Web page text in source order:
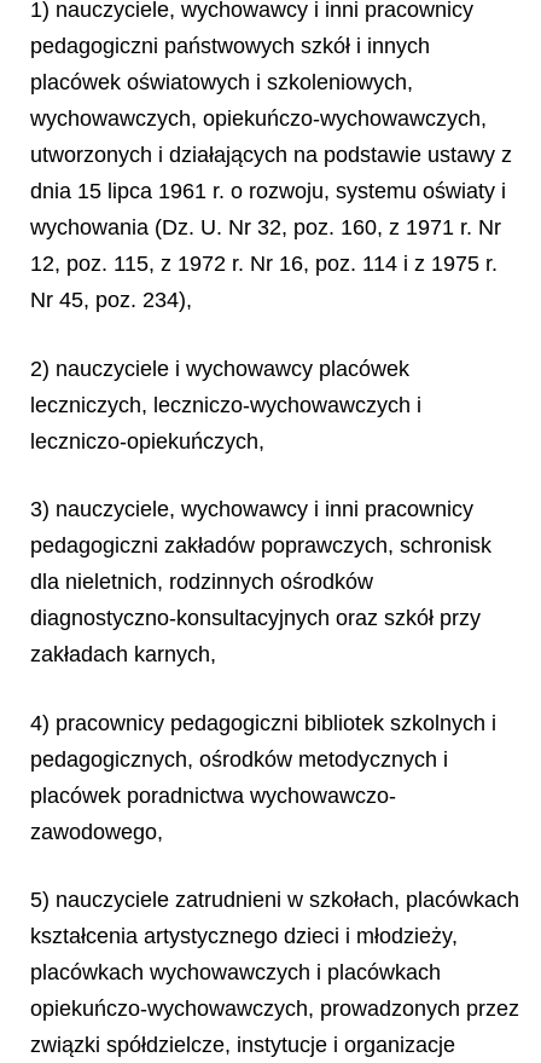
1) nauczyciele, wychowawcy i inni pracownicy
pedagogiczni państwowych szkół i innych
placówek oświatowych i szkoleniowych,
wychowawczych, opiekuńczo-wychowawczych,
utworzonych i działających na podstawie ustawy z
dnia 15 lipca 1961 r. o rozwoju, systemu oświaty i
wychowania (Dz. U. Nr 32, poz. 160, z 1971 r. Nr
12, poz. 115, z 1972 r. Nr 16, poz. 114 i z 1975 r.
Nr 45, poz. 234),
2) nauczyciele i wychowawcy placówek
leczniczych, leczniczo-wychowawczych i
leczniczo-opiekuńczych,
3) nauczyciele, wychowawcy i inni pracownicy
pedagogiczni zakładów poprawczych, schronisk
dla nieletnich, rodzinnych ośrodków
diagnostyczno-konsultacyjnych oraz szkół przy
zakładach karnych,
4) pracownicy pedagogiczni bibliotek szkolnych i
pedagogicznych, ośrodków metodycznych i
placówek poradnictwa wychowawczo-
zawodowego,
5) nauczyciele zatrudnieni w szkołach, placówkach
kształcenia artystycznego dzieci i młodzieży,
placówkach wychowawczych i placówkach
opiekuńczo-wychowawczych, prowadzonych przez
związki spółdzielcze, instytucje i organizacje